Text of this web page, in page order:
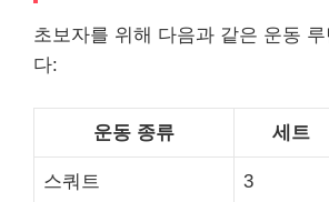
초보자를 위해 다음과 같은 운동
다:
운동 종류 세트
스쿼트 3